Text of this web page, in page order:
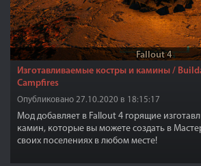
Fallout 4
Изготавливаемые костры и камины /
Campfires
Опубликовано 27.10.2020 в 18:15:17
Мод добавляет в Fallout 4 горящие
камин, которые вы можете создать в
своих поселениях в любом месте!